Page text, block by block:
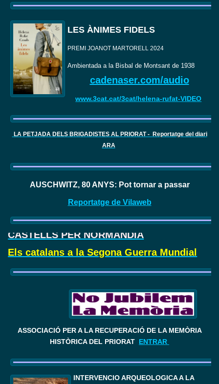
LES ÀNIMES FIDELS
PREMI JOANOT MARTORELL 2024
Ambientada a la Bisbal de Montsant de 1938
cadenaser.com/audio
www.3cat.cat/3cat/helena-rufat-VIDEO
LA PETJADA DELS BRIGADISTES AL PRIORAT - Reportatge del diari
ARA
AUSCHWITZ, 80 ANYS: Pot tornar a passar
Reportatge de Vilaweb
CASTELLS PER NORMANDIA
Els catalans a la Segona Guerra Mundial
ASSOCIACIÓ PER A LA RECUPERACIÓ DE LA MEMÒRIA
HISTÒRICA DEL PRIORAT ENTRAR
INTERVENCIÓ ARQUEOLÒGICA A LA